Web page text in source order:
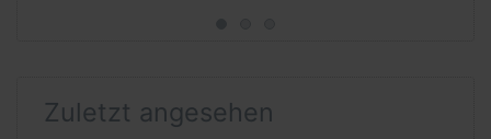
Zuletzt angesehen